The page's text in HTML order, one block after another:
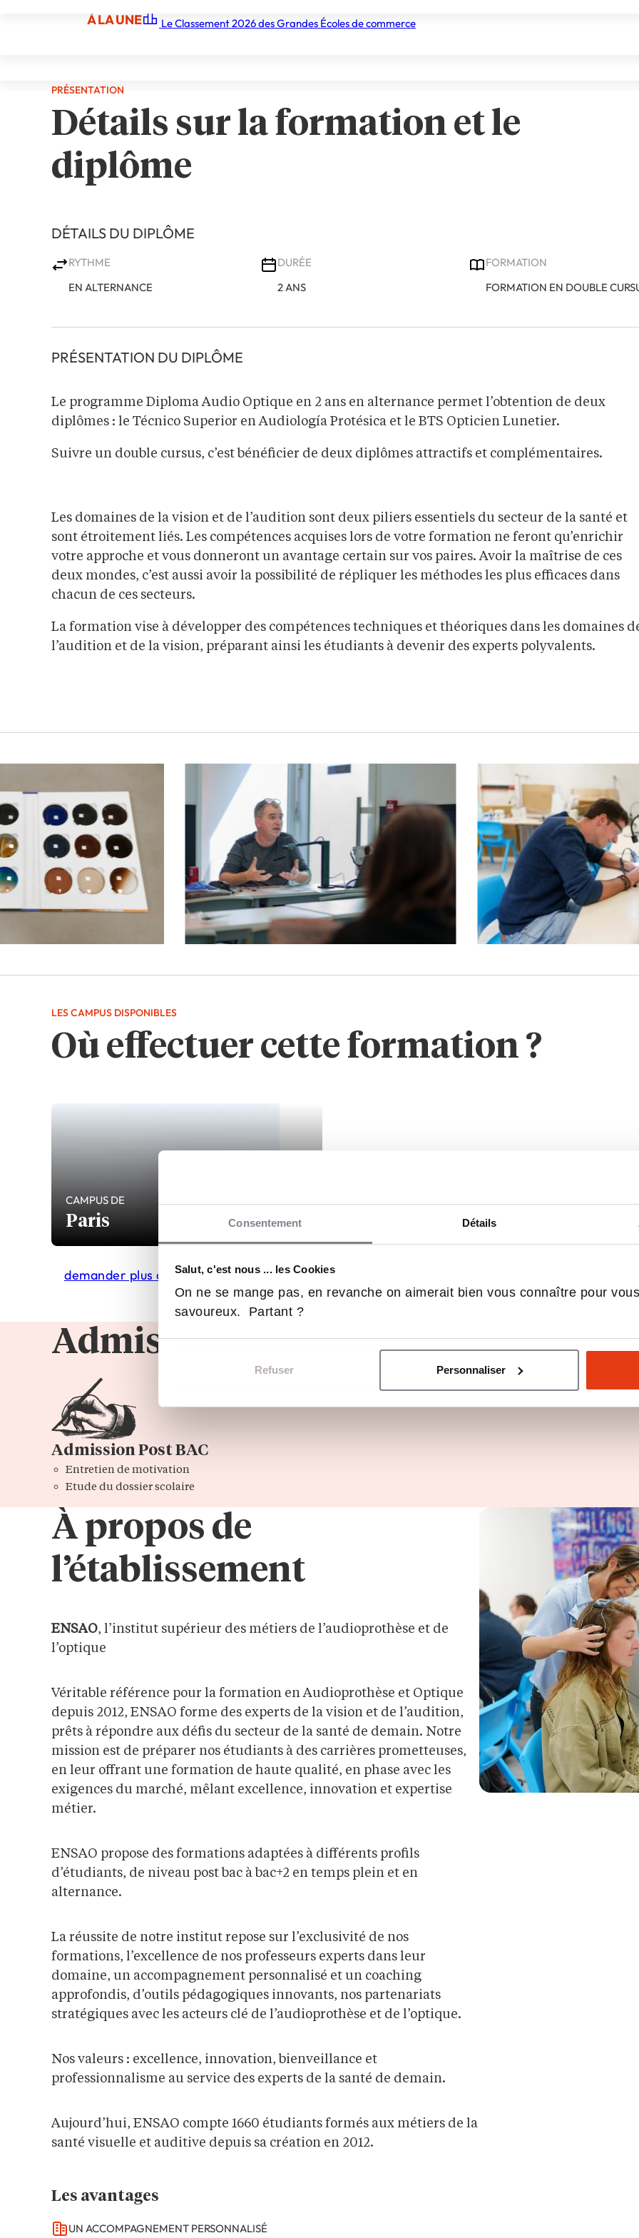
Consentement Détails
Salut, c'est nous ... les Cookies
On ne se mange pas, en revanche on aimerait bien vous connaître pour
savoureux. Partant ?
Refuser Personnaliser
À LA UNE Le Classement 2026 des Grandes Écoles de commerce
PRÉSENTATION
Détails sur la formation et le
diplôme
DÉTAILS DU DIPLÔME
RYTHME
EN ALTERNANCE
DURÉE
2 ANS
FORMATION
FORMATION EN DOUBLE
PRÉSENTATION DU DIPLÔME
Le programme Diploma Audio Optique en 2 ans en alternance permet l’obtention de deux
diplômes : le Técnico Superior en Audiología Protésica et le BTS Opticien Lunetier.
Suivre un double cursus, c’est bénéficier de deux diplômes attractifs et complémentaires.
Les domaines de la vision et de l’audition sont deux piliers essentiels du secteur de la santé et
sont étroitement liés. Les compétences acquises lors de votre formation ne feront qu’enrichir
votre approche et vous donneront un avantage certain sur vos paires. Avoir la maîtrise de ces
deux mondes, c’est aussi avoir la possibilité de répliquer les méthodes les plus efficaces dans
chacun de ces secteurs.
La formation vise à développer des compétences techniques et théoriques dans les domaines
l’audition et de la vision, préparant ainsi les étudiants à devenir des experts polyvalents.
Où effectuer cette formation ?
LES CAMPUS DISPONIBLES
CAMPUS DE
Paris
demander plus d'infos
Admissions
Admission Post BAC
Entretien de motivation
Etude du dossier scolaire
À propos de
l’établissement
ENSAO, l’institut supérieur des métiers de l’audioprothèse et de
l’optique
Véritable référence pour la formation en Audioprothèse et Optique
depuis 2012, ENSAO forme des experts de la vision et de l’audition,
prêts à répondre aux défis du secteur de la santé de demain. Notre
mission est de préparer nos étudiants à des carrières prometteuses,
en leur offrant une formation de haute qualité, en phase avec les
exigences du marché, mêlant excellence, innovation et expertise
métier.
ENSAO propose des formations adaptées à différents profils
d’étudiants, de niveau post bac à bac+2 en temps plein et en
alternance.
La réussite de notre institut repose sur l’exclusivité de nos
formations, l’excellence de nos professeurs experts dans leur
domaine, un accompagnement personnalisé et un coaching
approfondis, d’outils pédagogiques innovants, nos partenariats
stratégiques avec les acteurs clé de l’audioprothèse et de l’optique.
Nos valeurs : excellence, innovation, bienveillance et
professionnalisme au service des experts de la santé de demain.
Aujourd’hui, ENSAO compte 1660 étudiants formés aux métiers de la
santé visuelle et auditive depuis sa création en 2012.
Les avantages
UN ACCOMPAGNEMENT PERSONNALISÉ